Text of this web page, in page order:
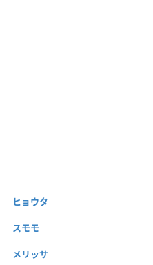
ヒョウタ
スモモ
メリッサ